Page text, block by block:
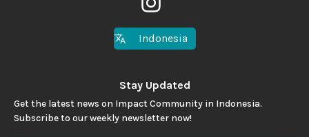
Indonesia
Stay Updated
Get the latest news on Impact Community in Indonesia.
Subscribe to our weekly newsletter now!